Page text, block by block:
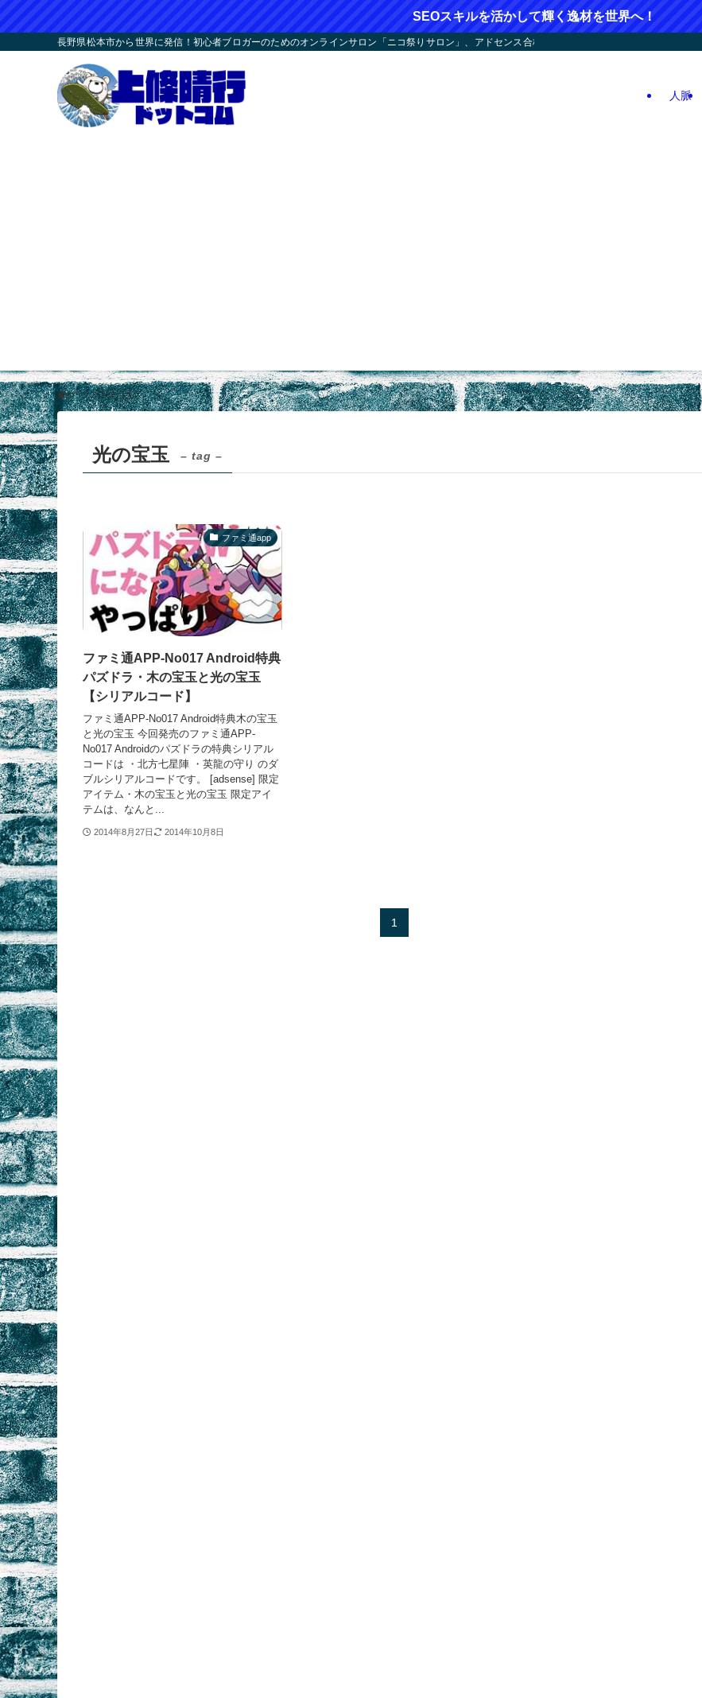
SEOスキルを活かして輝く逸材を世界へ！
長野県松本市から世界に発信！初心者ブロガーのためのオンラインサロン「ニコ祭りサロン」、アドセンス合格応援！人つなぎ屋さん活動、人
人脈
ホーム 光の宝玉
光の宝玉 – tag –
ファミ通app
ファミ通APP-No017 Android特典
パズドラ・木の宝玉と光の宝玉
【シリアルコード】
ファミ通APP-No017 Android特典木の宝玉
と光の宝玉 今回発売のファミ通APP-
No017 Androidのパズドラの特典シリアル
コードは ・北方七星陣 ・英龍の守り のダ
ブルシリアルコードです。 [adsense] 限定
アイテム・木の宝玉と光の宝玉 限定アイ
テムは、なんと...
2014年8月27日 2014年10月8日
1